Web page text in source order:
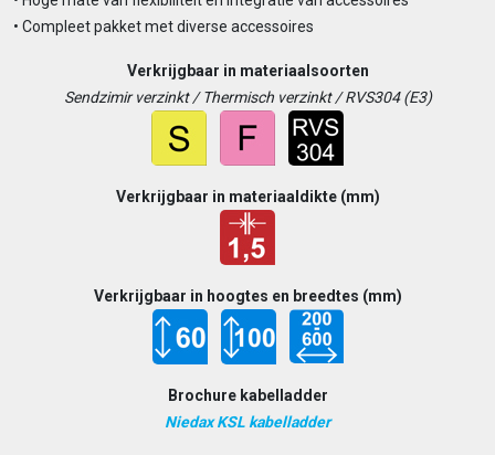
• Compleet pakket met diverse accessoires
Verkrijgbaar in materiaalsoorten
Sendzimir verzinkt / Thermisch verzinkt / RVS304 (E3)
Verkrijgbaar in materiaaldikte (mm)
Verkrijgbaar in hoogtes en breedtes (mm)
Brochure kabelladder
Niedax KSL kabelladder